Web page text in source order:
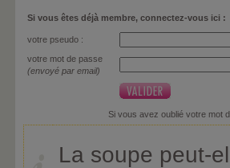
Si vous êtes déjà membre, connectez-vous ici :
votre pseudo :
votre mot de passe
(envoyé par email)
Si vous avez oublié votre mot
La soupe peut-